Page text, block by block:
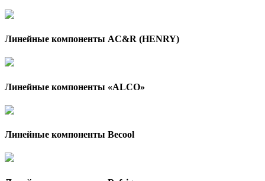
Линейные компоненты AC&R (HENRY)
Линейные компоненты «ALCO»
Линейные компоненты Becool